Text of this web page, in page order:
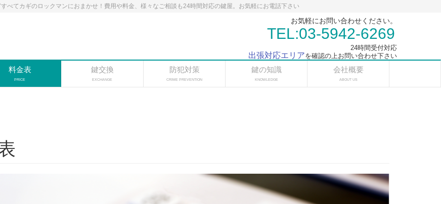
べてカギのロックマンにおまかせ！費用や料金、様々なご相談も24時間対応の鍵屋。お気軽にお電話下さい
お気軽にお問い合わせください。
TEL:03-5942-6269
24時間受付対応
出張対応エリアを確認の上お問い合わせ下さい
料金表
PRICE
鍵交換
EXCHANGE
防犯対策
CRIME PREVENTION
鍵の知識
KNOWLEDGE
会社概要
ABOUT US